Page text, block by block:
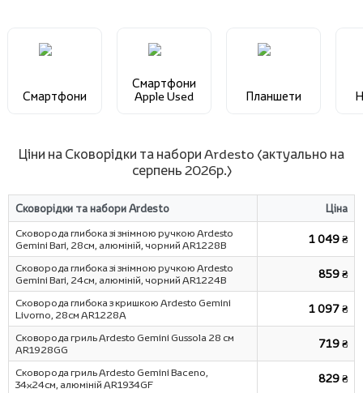
Смартфони
Смартфони
Apple Used
Планшети
Ціни на Сковорідки та набори Ardesto (актуально на
серпень 2026р.)
Сковорідки та набори Ardesto Ціна
Сковорода глибока зі знімною ручкою Ardesto
Gemini Bari, 28см, алюміній, чорний AR1228B
1 049 ₴
Сковорода глибока зі знімною ручкою Ardesto
Gemini Bari, 24см, алюміній, чорний AR1224B
859 ₴
Сковорода глибока з кришкою Ardesto Gemini
Livorno, 28см AR1228A
1 097 ₴
Сковорода гриль Ardesto Gemini Gussola 28 см
AR1928GG
719 ₴
Сковорода гриль Ardesto Gemini Baceno,
34х24см, алюміній AR1934GF
829 ₴